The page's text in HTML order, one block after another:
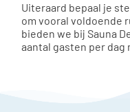
Uiteraard bepaal je
om vooral voldoende
bieden we bij Sauna
aantal gasten per dag